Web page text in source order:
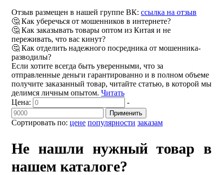
Отзыв размещен в нашей группе ВК: ссылка на отзыв
🤔 Как уберечься от мошенников в интернете?
🤔 Как заказывать товары оптом из Китая и не
переживать, что вас кинут?
🤔 Как отделить надежного посредника от мошенника-
разводилы?
Если хотите всегда быть уверенными, что за
отправленные деньги гарантированно и в полном объеме
получите заказанный товар, читайте статью, в которой мы
делимся личным опытом. Читать
Сортировать по: цене популярности заказам
Цена: -
Применить
Не нашли нужный товар в
нашем каталоге?